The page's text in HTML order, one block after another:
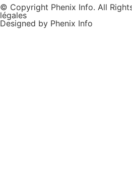
© Copyright Phenix Info. All
légales
Designed by Phenix Info